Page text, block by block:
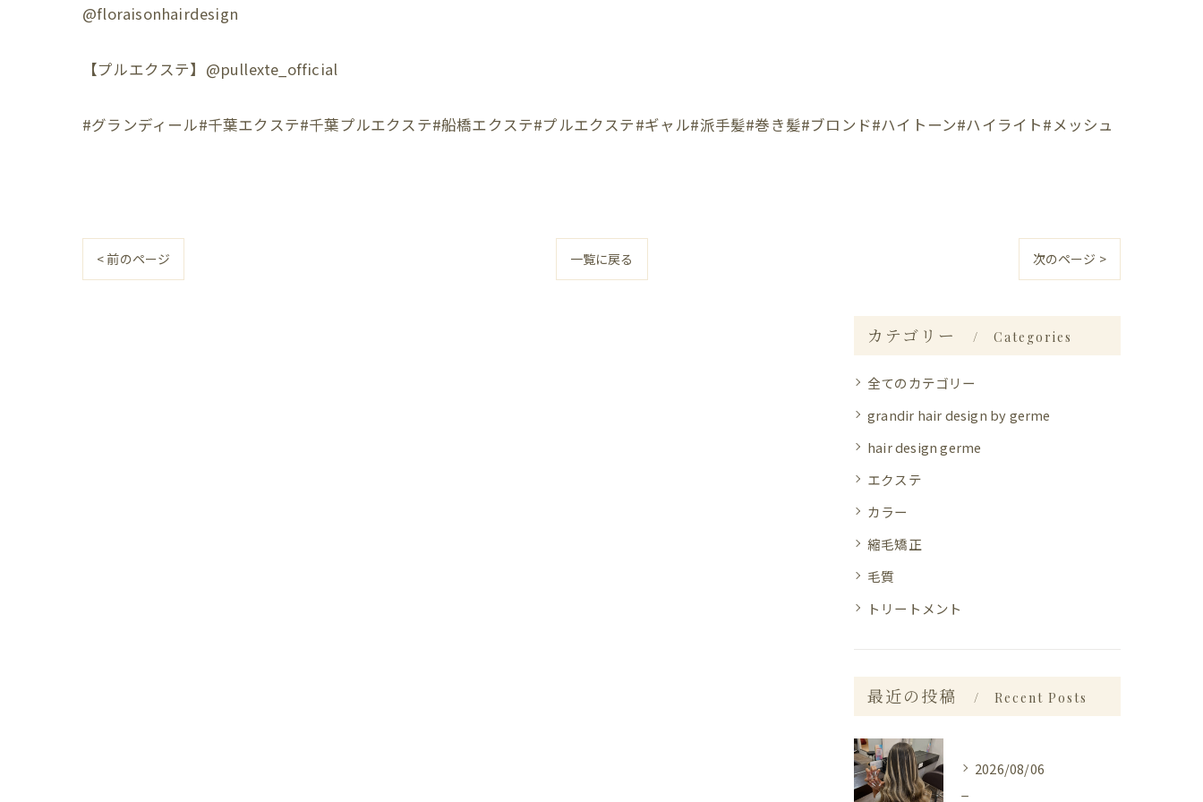
@floraisonhairdesign
【プルエクステ】@pullexte_official
#グランディール#千葉エクステ#千葉プルエクステ#船橋エクステ#プルエクステ#ギャル#派手髪#巻き髪#ブロンド#ハイトーン#ハイライト#メッシュ
< 前のページ 一覧に戻る 次のページ >
カテゴリー Categories
全てのカテゴリー
grandir hair design by germe
hair design germe
エクステ
カラー
縮毛矯正
毛質
トリートメント
最近の投稿 Recent Posts
2026/08/06